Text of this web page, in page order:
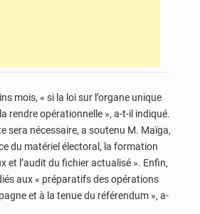
mois, « si la loi sur l’organe unique
rendre opérationnelle », a-t-il indiqué.
sera nécessaire, a soutenu M. Maïga,
du matériel électoral, la formation
et l’audit du fichier actualisé ». Enfin,
aux « préparatifs des opérations
et à la tenue du référendum », a-